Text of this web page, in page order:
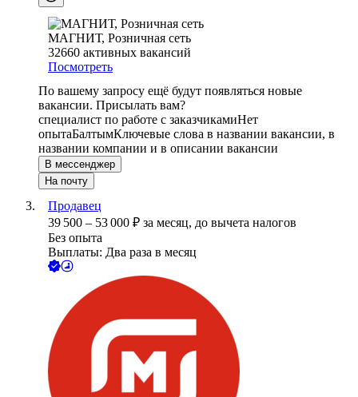
МАГНИТ, Розничная сеть
32660 активных вакансий
Посмотреть
По вашему запросу ещё будут появляться новые
вакансии. Присылать вам?
специалист по работе с заказчикамиНет
опытаБалтымКлючевые слова в названии вакансии, в
названии компании и в описании вакансии
В мессенджер
На почту
Продавец
39 500 – 53 000 ₽ за месяц, до вычета налогов
Без опыта
Выплаты: Два раза в месяц